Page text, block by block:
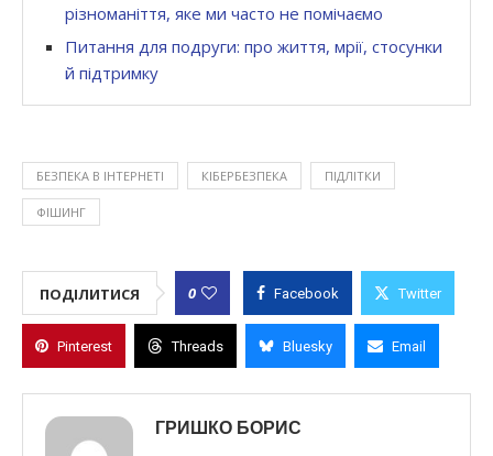
різноманіття, яке ми часто не помічаємо
Питання для подруги: про життя, мрії, стосунки
й підтримку
БЕЗПЕКА В ІНТЕРНЕТІ КІБЕРБЕЗПЕКА ПІДЛІТКИ
ФІШИНГ
ПОДІЛИТИСЯ 0 Facebook Twitter
Pinterest Threads Bluesky Email
ГРИШКО БОРИС